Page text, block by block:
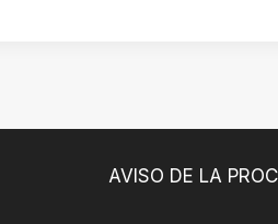
AVISO DE LA